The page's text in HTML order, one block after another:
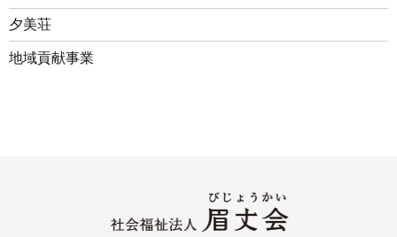
夕美荘
地域貢献事業